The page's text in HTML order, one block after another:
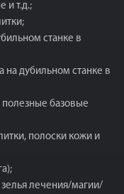
и т.д.;
станке в
дубильном станке в
полезные базовые
полоски кожи и
лечения/магии/